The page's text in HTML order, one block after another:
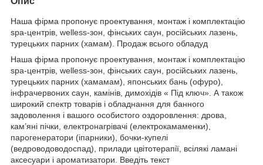
Наша фірма пропонує проектування, монтаж і комплектацію
spa-центрів, welless-зон, фінських саун, російських лазень,
турецьких парних (хамам). Продаж всього обладуд
Наша фірма пропонує проектування, монтаж і комплектацію
spa-центрів, welless-зон, фінських саун, російських лазень,
турецьких парних (хамамам), японських бань (офуро),
інфрачервоних саун, камінів, димохідів « Під ключ». А також
широкий спектр товарів і обладнання для банного
задоволення і вашого особистого оздоровлення: дрова,
кам’яні пічки, електронагрівачі (електрокамаменки),
парогенератори (іпарники), бочки-купелі
(ведроводоводоспад), прилади цвітотерапії, всілякі ламані
аксесуари і ароматизатори. Введіть текст